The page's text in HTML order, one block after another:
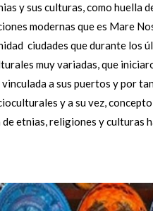
y sus culturas, como huella
modernas que es Mare
ciudades que durante los
muy variadas, que
a sus puertos y por
y a su vez,
etnias, religiones y culturas